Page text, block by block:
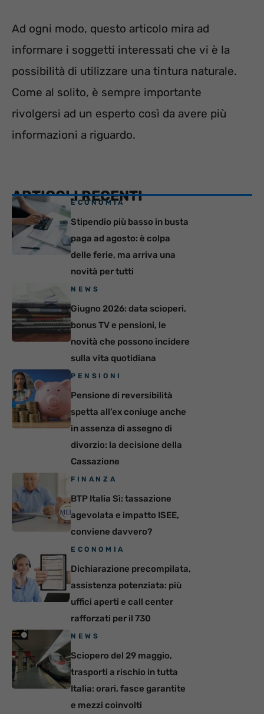
Ad ogni modo, questo articolo mira ad
informare i soggetti interessati che vi è la
possibilità di utilizzare una tintura naturale.
Come al solito, è sempre importante
rivolgersi ad un esperto così da avere più
informazioni a riguardo.
ARTICOLI RECENTI
ECONOMIA
Stipendio più basso in busta
paga ad agosto: è colpa
delle ferie, ma arriva una
novità per tutti
NEWS
Giugno 2026: data scioperi,
bonus TV e pensioni, le
novità che possono incidere
sulla vita quotidiana
PENSIONI
Pensione di reversibilità
spetta all’ex coniuge anche
in assenza di assegno di
divorzio: la decisione della
Cassazione
FINANZA
BTP Italia Sì: tassazione
agevolata e impatto ISEE,
conviene davvero?
ECONOMIA
Dichiarazione precompilata,
assistenza potenziata: più
uffici aperti e call center
rafforzati per il 730
NEWS
Sciopero del 29 maggio,
trasporti a rischio in tutta
Italia: orari, fasce garantite
e mezzi coinvolti